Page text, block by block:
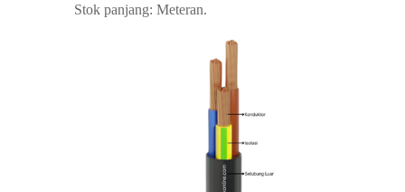
Stok panjang: Meteran.